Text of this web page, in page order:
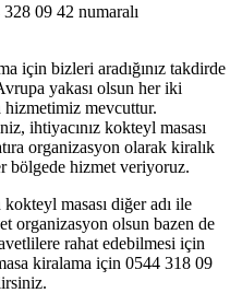
09 42 numaralı
için bizleri aradığınız takdirde
yakası olsun her iki
hizmetimiz mevcuttur.
ihtiyacınız kokteyl masası
organizasyon olarak kiralık
bölgede hizmet veriyoruz.
masası diğer adı ile
organizasyon olsun bazen de
rahat edebilmesi için
kiralama için 0544 318 09